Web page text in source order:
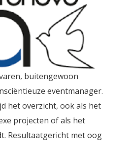
buitengewoon
eventmanager.
het overzicht, ook als het
projecten of als het
Resultaatgericht met oog